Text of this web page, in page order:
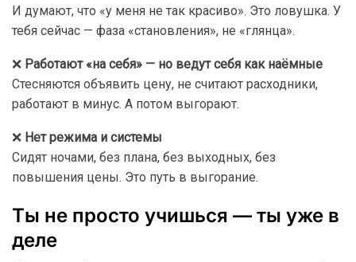
И думают, что «у меня не так красиво». Это ловушка. У
тебя сейчас — фаза «становления», не «глянца».
❌ Работают «на себя» — но ведут себя как наёмные
Стесняются объявить цену, не считают расходники,
работают в минус. А потом выгорают.
❌ Нет режима и системы
Сидят ночами, без плана, без выходных, без
повышения цены. Это путь в выгорание.
Ты не просто учишься — ты уже в
деле